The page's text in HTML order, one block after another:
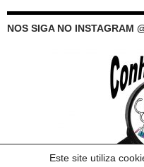
Este site utiliza
NOS SIGA NO INSTAGRAM